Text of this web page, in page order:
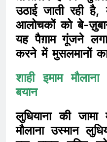
उठाई जाती रही
आलोचकों को बे-
यह पैग़ाम गूंजने
करने में मुसलमानों
शाही इमाम
बयान
लुधियाना की
मौलाना उस्मान